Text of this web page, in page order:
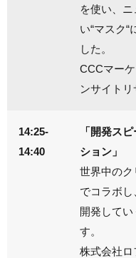
を使い、
い“マスク
した。
CCCマー
ンサイト
14:25-
14:40
「開発ス
ション」
世界中のク
でコラボし
開発して
す。
株式会社ロ